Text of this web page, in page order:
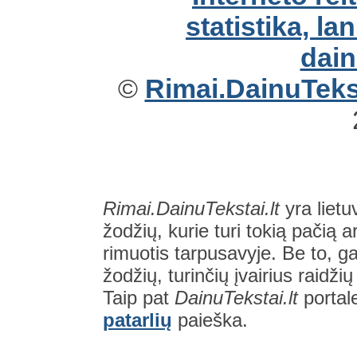
©
Rimai.DainuTekstai.ltyra
žodžių, kurie turi tokią pačią
rimuotis tarpusavyje. Be to,
žodžių, turinčių įvairius
Taip pat DainuTekstai.lt
patarlių paieška.